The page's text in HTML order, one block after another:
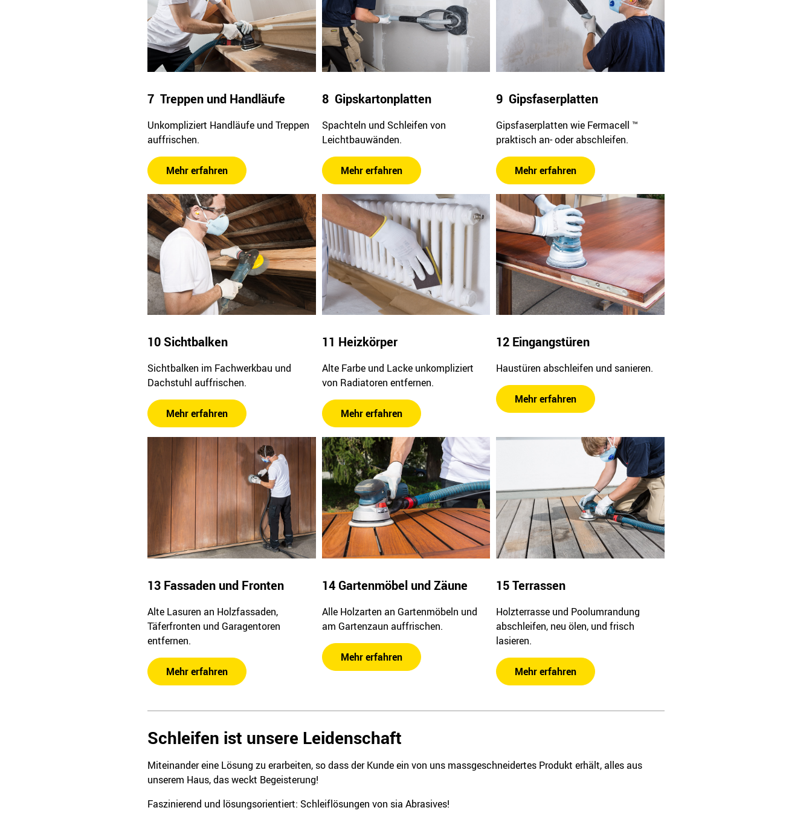
7 Treppen und Handläufe
Unkompliziert Handläufe und Treppen
auffrischen.
Mehr erfahren
8 Gipskartonplatten
Spachteln und Schleifen von
Leichtbauwänden.
Mehr erfahren
9 Gipsfaserplatten
Gipsfaserplatten wie Fermacell ™
praktisch an- oder abschleifen.
Mehr erfahren
10 Sichtbalken
Sichtbalken im Fachwerkbau und
Dachstuhl auffrischen.
Mehr erfahren
11 Heizkörper
Alte Farbe und Lacke unkompliziert
von Radiatoren entfernen.
Mehr erfahren
12 Eingangstüren
Haustüren abschleifen und sanieren.
Mehr erfahren
13 Fassaden und Fronten
Alte Lasuren an Holzfassaden,
Täferfronten und Garagentoren
entfernen.
Mehr erfahren
14 Gartenmöbel und Zäune
Alle Holzarten an Gartenmöbeln und
am Gartenzaun auffrischen.
Mehr erfahren
15 Terrassen
Holzterrasse und Poolumrandung
abschleifen, neu ölen, und frisch
lasieren.
Mehr erfahren
Schleifen ist unsere Leidenschaft
Miteinander eine Lösung zu erarbeiten, so dass der Kunde ein von uns massgeschneidertes Produkt erhält, alles aus
unserem Haus, das weckt Begeisterung!
Faszinierend und lösungsorientiert: Schleiflösungen von sia Abrasives!